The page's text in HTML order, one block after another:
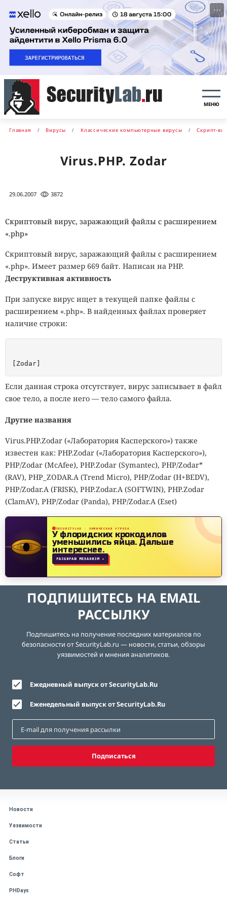
···
МЕНЮ
Главная Вирусы Классические компьютерные вирусы Скрипт-
Virus.PHP. Zodar
29.06.2007 3872
Скриптовый вирус, заражающий файлы с расширением
«.php»
Скриптовый вирус, заражающий файлы с расширением
«.php». Имеет размер 669 байт. Написан на PHP.
Деструктивная активность
При запуске вирус ищет в текущей папке файлы с
расширением «.php». В найденных файлах проверяет
наличие строки:
[Zodar]
Если данная строка отсутствует, вирус записывает в файл
свое тело, а после него — тело самого файла.
Другие названия
Virus.PHP.Zodar («Лаборатория Касперского») также
известен как: PHP.Zodar («Лаборатория Касперского»),
PHP/Zodar (McAfee), PHP.Zodar (Symantec), PHP/Zodar*
(RAV), PHP_ZODAR.A (Trend Micro), PHP/Zodar (H+BEDV),
PHP/Zodar.A (FRISK), PHP.Zodar.A (SOFTWIN), PHP.Zodar
(ClamAV), PHP/Zodar (Panda), PHP/Zodar.A (Eset)
SECURITYLAB · ХИМИЧЕСКАЯ УГРОЗА
У флоридских крокодилов
уменьшились яйца.Дальше
интереснее.
РАЗБИРАЮ МЕХАНИЗМ →
ПОДПИШИТЕСЬ НА EMAIL
РАССЫЛКУ
Подпишитесь на получение последних материалов по
безопасности от SecurityLab.ru — новости, статьи, обзоры
уязвимостей и мнения аналитиков.
Ежедневный выпуск от SecurityLab.Ru
Еженедельный выпуск от SecurityLab.Ru
Подписаться
Новости
Уязвимости
Статьи
Блоги
Софт
PHDays